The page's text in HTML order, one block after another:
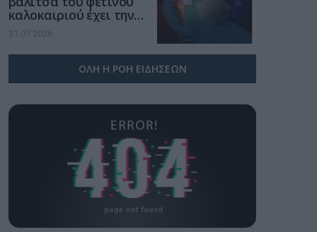
καλοκαιριού έχει την
υπογραφή της Xiaomi
31.07.2026
ΟΛΗ Η ΡΟΗ ΕΙΔΗΣΕΩΝ